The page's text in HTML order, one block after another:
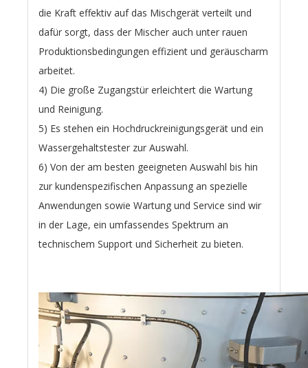
die Kraft effektiv auf das Mischgerät verteilt und
dafür sorgt, dass der Mischer auch unter rauen
Produktionsbedingungen effizient und geräuscharm
arbeitet.
4) Die große Zugangstür erleichtert die Wartung
und Reinigung.
5) Es stehen ein Hochdruckreinigungsgerät und ein
Wassergehaltstester zur Auswahl.
6) Von der am besten geeigneten Auswahl bis hin
zur kundenspezifischen Anpassung an spezielle
Anwendungen sowie Wartung und Service sind wir
in der Lage, ein umfassendes Spektrum an
technischem Support und Sicherheit zu bieten.